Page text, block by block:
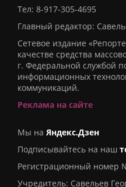
Тел: 8-917-305-4695
Главный редактор:
Сетевое издание
качестве средства
г. Федеральной службой
информационных
коммуникаций.
Реклама на сайте
Мы на Яндекс.Дзен
Подписывайтесь на наш
Регистрационный номер
Учредитель: Савельев